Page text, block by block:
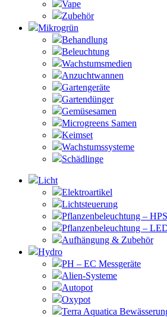
Vape
Zubehör
Mikrogrün
Behandlung
Beleuchtung
Wachstumsmedien
Anzuchtwannen
Gartengeräte
Gartendünger
Gemüsesamen
Microgreens Samen
Keimset
Wachstumssysteme
Schädlinge
Licht
Elektroartikel
Lichtsteuerung
Pflanzenbeleuchtung –
Pflanzenbeleuchtung –
Aufhängung & Zubehör
Hydro
PH – EC Messgeräte
Alien-Systeme
Autopot
Oxypot
Terra Aquatica